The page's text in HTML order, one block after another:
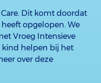
Dit komt doordat
opgelopen. We
Vroeg Intensieve
kind helpen bij het
over deze